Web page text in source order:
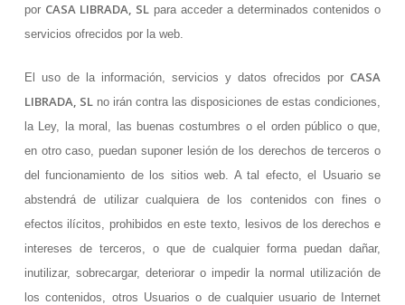
por CASA LIBRADA, SLpara acceder a determinados contenidos o
servicios ofrecidos por la web.
El uso de la información, servicios y datos ofrecidos por CASA
LIBRADA, SLno irán contra las disposiciones de estas condiciones,
la Ley, la moral, las buenas costumbres o el orden público o que,
en otro caso, puedan suponer lesión de los derechos de terceros o
del funcionamiento de los sitios web. A tal efecto, el Usuario se
abstendrá de utilizar cualquiera de los contenidos con fines o
efectos ilícitos, prohibidos en este texto, lesivos de los derechos e
intereses de terceros, o que de cualquier forma puedan dañar,
inutilizar, sobrecargar, deteriorar o impedir la normal utilización de
los contenidos, otros Usuarios o de cualquier usuario de Internet